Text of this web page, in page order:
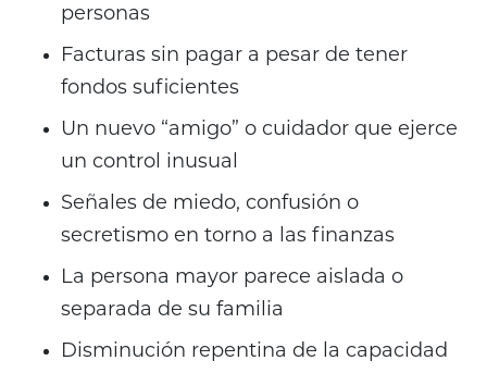
personas
Facturas sin pagar a pesar de tener
fondos suficientes
Un nuevo “amigo” o cuidador que ejerce
un control inusual
Señales de miedo, confusión o
secretismo en torno a las finanzas
La persona mayor parece aislada o
separada de su familia
Disminución repentina de la capacidad